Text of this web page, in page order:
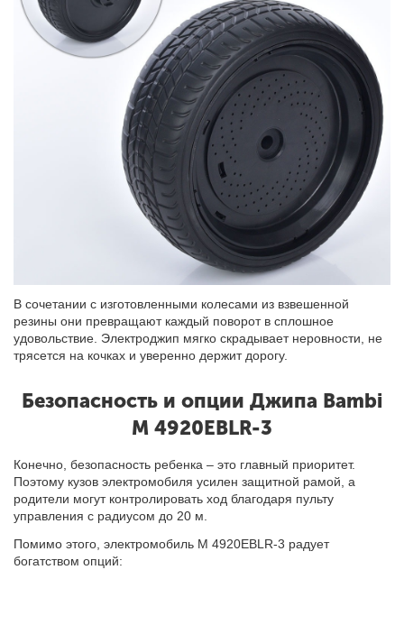
В сочетании с изготовленными колесами из взвешенной
резины они превращают каждый поворот в сплошное
удовольствие. Электроджип мягко скрадывает неровности, не
трясется на кочках и уверенно держит дорогу.
Безопасность и опции Джипа Bambi
M 4920EBLR-3
Конечно, безопасность ребенка – это главный приоритет.
Поэтому кузов электромобиля усилен защитной рамой, а
родители могут контролировать ход благодаря пульту
управления с радиусом до 20 м.
Помимо этого, электромобиль M 4920EBLR-3 радует
богатством опций: